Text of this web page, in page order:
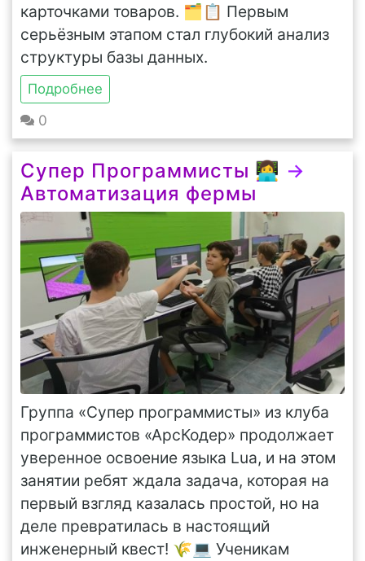
карточками товаров. 🗂️📋 Первым
серьёзным этапом стал глубокий анализ
структуры базы данных.
Подробнее
0
Супер Программисты 👩‍💻 →
Автоматизация фермы
Группа «Супер программисты» из клуба
программистов «АрсКодер» продолжает
уверенное освоение языка Lua, и на этом
занятии ребят ждала задача, которая на
первый взгляд казалась простой, но на
деле превратилась в настоящий
инженерный квест! 🌾💻 Ученикам